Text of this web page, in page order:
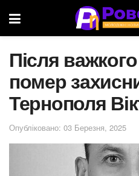
Після
помер
Тернополя
Опубліковано: 03 Березня, 2025